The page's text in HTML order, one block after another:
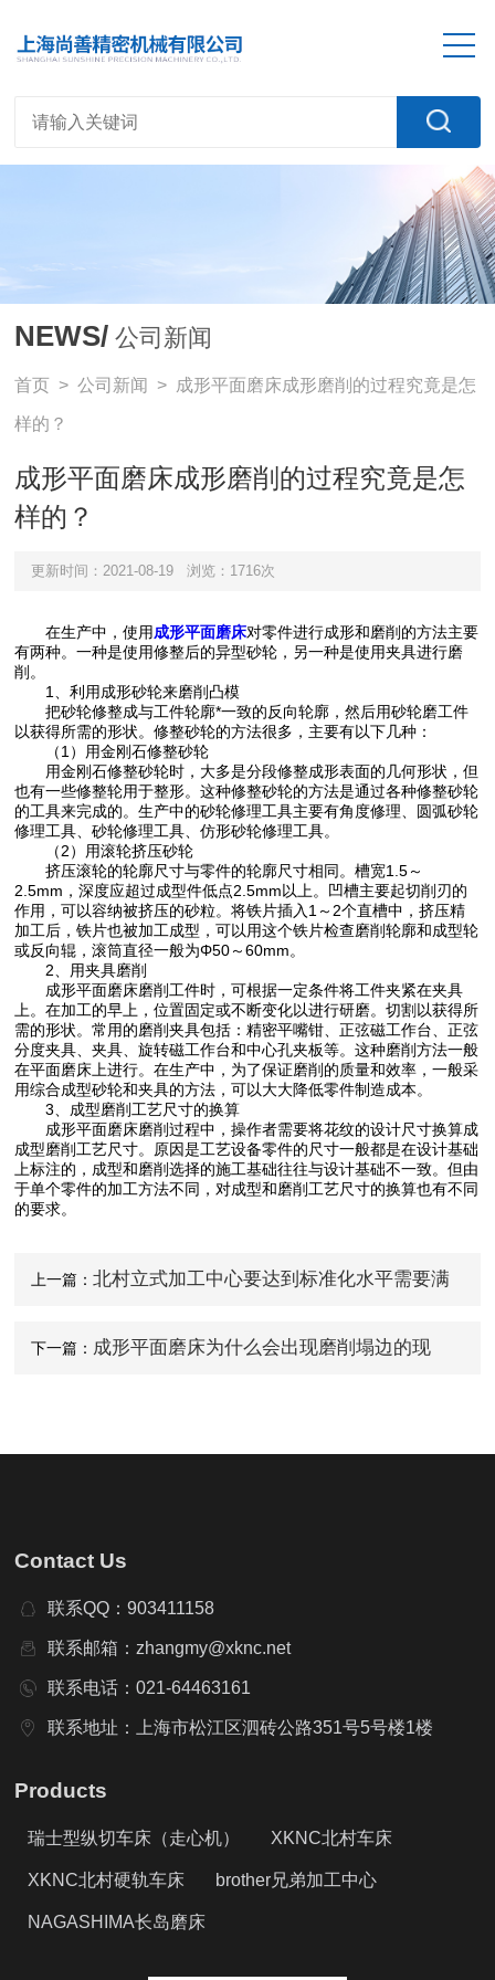
NEWS/ 公司新闻
首页 >公司新闻 > 成形平面磨床成形磨削的过程究竟是怎
样的？
成形平面磨床成形磨削的过程究竟是怎
样的？
更新时间：2021-08-19 浏览：1716次
在生产中，使用成形平面磨床对零件进行成形和磨削的方法主要
有两种。一种是使用修整后的异型砂轮，另一种是使用夹具进行磨
削。
1、利用成形砂轮来磨削凸模
把砂轮修整成与工件轮廓*一致的反向轮廓，然后用砂轮磨工件
以获得所需的形状。修整砂轮的方法很多，主要有以下几种：
（1）用金刚石修整砂轮
用金刚石修整砂轮时，大多是分段修整成形表面的几何形状，但
也有一些修整轮用于整形。这种修整砂轮的方法是通过各种修整砂轮
的工具来完成的。生产中的砂轮修理工具主要有角度修理、圆弧砂轮
修理工具、砂轮修理工具、仿形砂轮修理工具。
（2）用滚轮挤压砂轮
挤压滚轮的轮廓尺寸与零件的轮廓尺寸相同。槽宽1.5～
2.5mm，深度应超过成型件低点2.5mm以上。凹槽主要起切削刃的
作用，可以容纳被挤压的砂粒。将铁片插入1～2个直槽中，挤压精
加工后，铁片也被加工成型，可以用这个铁片检查磨削轮廓和成型轮
或反向辊，滚筒直径一般为Φ50～60mm。
2、用夹具磨削
成形平面磨床磨削工件时，可根据一定条件将工件夹紧在夹具
上。在加工的早上，位置固定或不断变化以进行研磨。切割以获得所
需的形状。常用的磨削夹具包括：精密平嘴钳、正弦磁工作台、正弦
分度夹具、夹具、旋转磁工作台和中心孔夹板等。这种磨削方法一般
在平面磨床上进行。在生产中，为了保证磨削的质量和效率，一般采
用综合成型砂轮和夹具的方法，可以大大降低零件制造成本。
3、成型磨削工艺尺寸的换算
成形平面磨床磨削过程中，操作者需要将花纹的设计尺寸换算成
成型磨削工艺尺寸。原因是工艺设备零件的尺寸一般都是在设计基础
上标注的，成型和磨削选择的施工基础往往与设计基础不一致。但由
于单个零件的加工方法不同，对成型和磨削工艺尺寸的换算也有不同
的要求。
上一篇： 北村立式加工中心要达到标准化水平需要满
下一篇： 成形平面磨床为什么会出现磨削塌边的现
Contact Us
联系QQ：903411158
联系邮箱：zhangmy@xknc.net
联系电话：021-64463161
联系地址：上海市松江区泗砖公路351号5号楼1楼
Products
瑞士型纵切车床（走心机） XKNC北村车床
XKNC北村硬轨车床 brother兄弟加工中心
NAGASHIMA长岛磨床